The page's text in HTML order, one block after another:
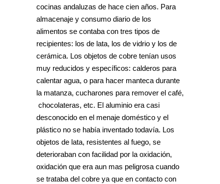
cocinas andaluzas de hace cien años. Para
almacenaje y consumo diario de los
alimentos se contaba con tres tipos de
recipientes: los de lata, los de vidrio y los de
cerámica. Los objetos de cobre tenían usos
muy reducidos y específicos: calderos para
calentar agua, o para hacer manteca durante
la matanza, cucharones para remover el café,
chocolateras, etc. El aluminio era casi
desconocido en el menaje doméstico y el
plástico no se había inventado todavía. Los
objetos de lata, resistentes al fuego, se
deterioraban con facilidad por la oxidación,
oxidación que era aun mas peligrosa cuando
se trataba del cobre ya que en contacto con